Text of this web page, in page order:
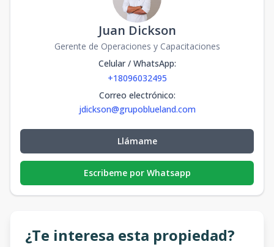
Juan Dickson
Gerente de Operaciones y Capacitaciones
Celular / WhatsApp:
+18096032495
Correo electrónico:
jdickson@grupoblueland.com
Llámame
Escribeme por Whatsapp
¿Te interesa esta propiedad?